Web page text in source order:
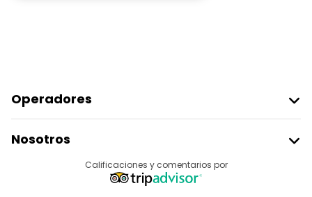
Operadores
Acceder Como Proveedor
Programa De Afiliados
Nosotros
Calificaciones y comentarios por